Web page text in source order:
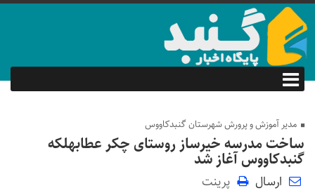
مدیر آموزش و پرورش شهرستان گنبدکاووس
ساخت مدرسه خیرساز روستای چکر عطابهلکه
گنبدکاووس آغاز شد
ارسال پرینت